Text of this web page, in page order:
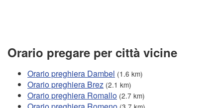
Orario pregare per città vicine
Orario preghiera Dambel (1.6 km)
Orario preghiera Brez (2.1 km)
Orario preghiera Romallo (2.7 km)